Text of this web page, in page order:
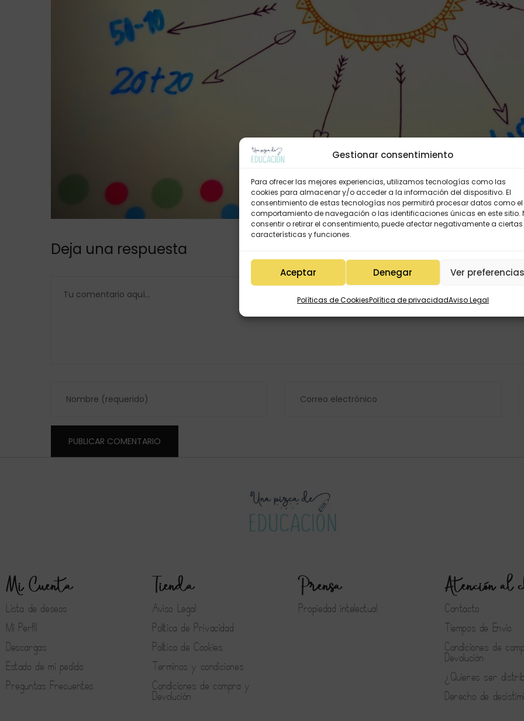
Gestionar consentimiento
Para ofrecer las mejores experiencias, utilizamos tecnologías como las
cookies para almacenar y/o acceder a la información del dispositivo. El
consentimiento de estas tecnologías nos permitirá procesar datos como el
comportamiento de navegación o las identificaciones únicas en este sitio.
consentir o retirar el consentimiento, puede afectar negativamente a ciertas
características y funciones.
Aceptar Denegar Ver
Políticas de CookiesPolítica de privacidadAviso Legal
Deja una respuesta
Mi Cuenta
Lista de deseos
Mi Perfil
Descargas
Estado de mi pedido
Preguntas Frecuentes
Tienda
Aviso Legal
Política de Privacidad
Política de Cookies
Terminos y condiciones
Condiciones de compra y
Devolución
Prensa
Propiedad intelectual
Atención al
Contacto
Tiempos de Envío
Condiciones de
Devolución
¿Quieres ser
Derecho de